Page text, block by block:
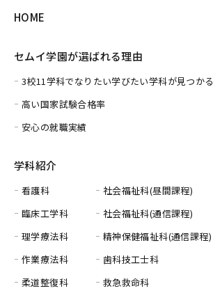
HOME
セムイ学園が選ばれる理由
3校11学科でなりたい学びたい学科が見つかる
高い国家試験合格率
安心の就職実績
学科紹介
看護科
臨床工学科
理学療法科
作業療法科
柔道整復科
社会福祉科(昼間課程)
社会福祉科(通信課程)
精神保健福祉科(通信課程)
歯科技工士科
救急救命科